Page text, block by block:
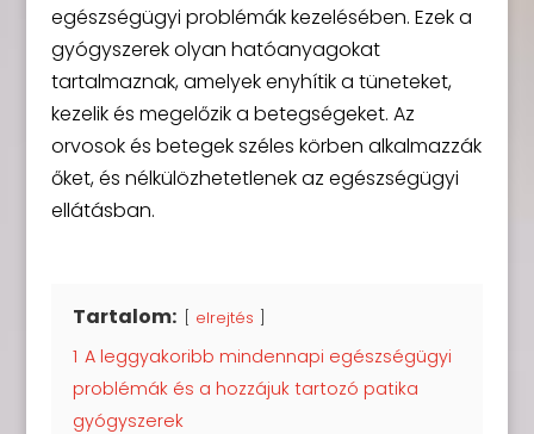
egészségügyi problémák kezelésében. Ezek a
gyógyszerek olyan hatóanyagokat
tartalmaznak, amelyek enyhítik a tüneteket,
kezelik és megelőzik a betegségeket. Az
orvosok és betegek széles körben alkalmazzák
őket, és nélkülözhetetlenek az egészségügyi
ellátásban.
Tartalom: elrejtés
1 A leggyakoribb mindennapi egészségügyi
problémák és a hozzájuk tartozó patika
gyógyszerek